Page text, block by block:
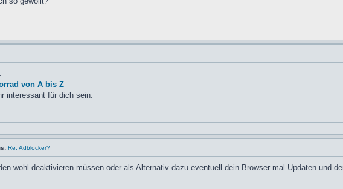
von A bis Z
interessant für dich sein.
Re: Adblocker?
wohl deaktivieren müssen oder als Alternativ dazu eventuell dein Browser mal Updaten und